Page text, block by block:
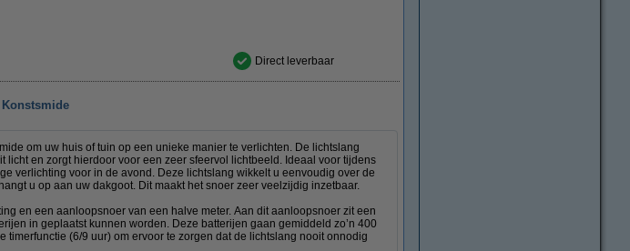
Direct leverbaar
om uw huis of tuin op een unieke manier te verlichten. De lichtslang
licht en zorgt hierdoor voor een zeer sfeervol lichtbeeld. Ideaal voor tijdens
verlichting voor in de avond. Deze lichtslang wikkelt u eenvoudig over de
u op aan uw dakgoot. Dit maakt het snoer zeer veelzijdig inzetbaar.
en een aanloopsnoer van een halve meter. Aan dit aanloopsnoer zit een
in geplaatst kunnen worden. Deze batterijen gaan gemiddeld zo’n 400
timerfunctie (6/9 uur) om ervoor te zorgen dat de lichtslang nooit onnodig